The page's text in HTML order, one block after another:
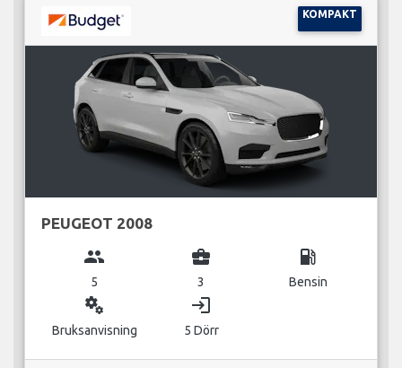
KOMPAKT
PEUGEOT 2008
group
5
business_center
3
local_gas_station
Bensin
miscellaneous_services
Bruksanvisning
login
5 Dörr